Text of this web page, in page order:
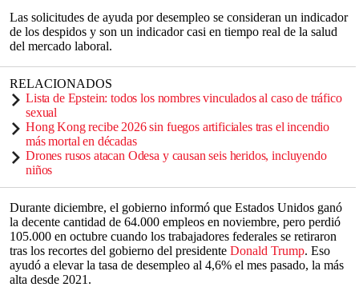
Las solicitudes de ayuda por desempleo se consideran un indicador
de los despidos y son un indicador casi en tiempo real de la salud
del mercado laboral.
RELACIONADOS
Lista de Epstein: todos los nombres vinculados al caso de tráfico
sexual
Hong Kong recibe 2026 sin fuegos artificiales tras el incendio
más mortal en décadas
Drones rusos atacan Odesa y causan seis heridos, incluyendo
niños
Durante diciembre, el gobierno informó que Estados Unidos ganó
la decente cantidad de 64.000 empleos en noviembre, pero perdió
105.000 en octubre cuando los trabajadores federales se retiraron
tras los recortes del gobierno del presidente Donald Trump. Eso
ayudó a elevar la tasa de desempleo al 4,6% el mes pasado, la más
alta desde 2021.